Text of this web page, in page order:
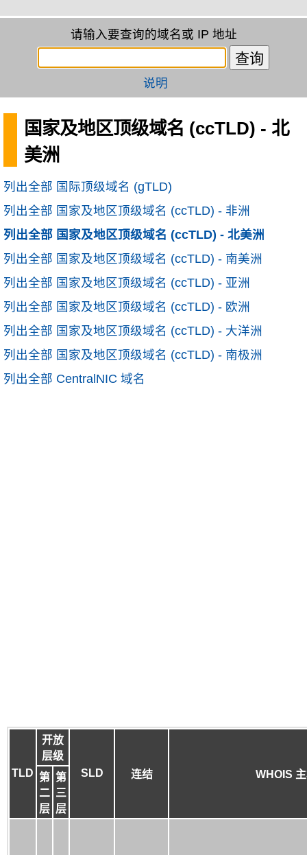
请输入要查询的域名或 IP 地址
说明
国家及地区顶级域名 (ccTLD) - 北
美洲
列出全部 国际顶级域名 (gTLD)
列出全部 国家及地区顶级域名 (ccTLD) - 非洲
列出全部 国家及地区顶级域名 (ccTLD) - 北美洲
列出全部 国家及地区顶级域名 (ccTLD) - 南美洲
列出全部 国家及地区顶级域名 (ccTLD) - 亚洲
列出全部 国家及地区顶级域名 (ccTLD) - 欧洲
列出全部 国家及地区顶级域名 (ccTLD) - 大洋洲
列出全部 国家及地区顶级域名 (ccTLD) - 南极洲
列出全部 CentralNIC 域名
TLD
开放
层级
SLD
连结 WHOIS
第
二
层
第
三
层